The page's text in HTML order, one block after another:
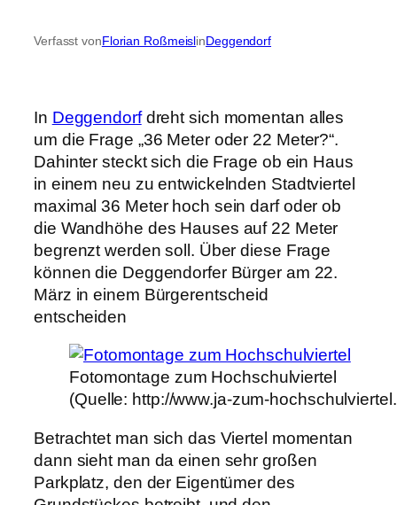
Verfasst vonFlorian RoßmeislinDeggendorf
In Deggendorfdreht sich momentan alles
um die Frage „36 Meter oder 22 Meter?“.
Dahinter steckt sich die Frage ob ein Haus
in einem neu zu entwickelnden Stadtviertel
maximal 36 Meter hoch sein darf oder ob
die Wandhöhe des Hauses auf 22 Meter
begrenzt werden soll. Über diese Frage
können die Deggendorfer Bürger am 22.
März in einem Bürgerentscheid
entscheiden
Fotomontage zum Hochschulviertel
(Quelle: http://www.ja-zum-
Betrachtet man sich das Viertel momentan
dann sieht man da einen sehr großen
Parkplatz, den der Eigentümer des